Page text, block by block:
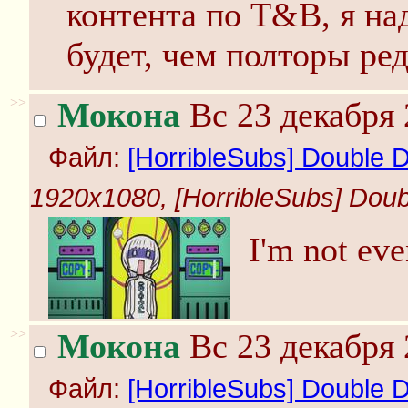
контента по T&B, я
будет, чем полторы
>> Мокона Вс 23
Файл: [HorribleSubs] Double
1920x1080, [HorribleSubs]
I'm not
>> Мокона Вс 23
Файл: [HorribleSubs] Double